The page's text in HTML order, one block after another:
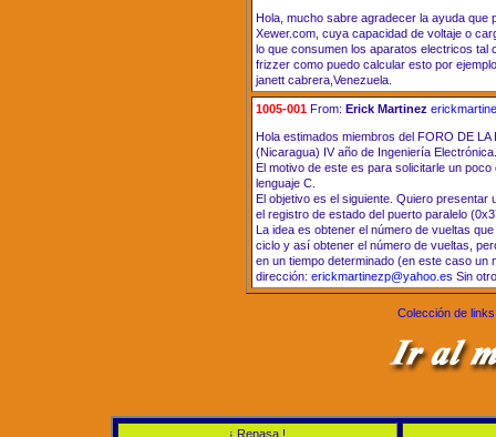
Hola, mucho sabre agradecer la ayuda que
Xewer.com, cuya capacidad de voltaje o
lo que consumen los aparatos electricos tal
frizzer como puedo calcular esto por
janett cabrera,Venezuela.
1005-001 From: Erick Martinez
Hola estimados miembros del FORO DE
(Nicaragua) IV año de Ingeniería Electrónica.
El motivo de este es para solicitarle un
lenguaje C.
El objetivo es el siguiente. Quiero
el registro de estado del puerto paralelo
La idea es obtener el número de vueltas
ciclo y así obtener el número de vueltas,
en un tiempo determinado (en este caso un
dirección: erickmartinezp@yahoo.es Sin
Colección de
¡ Repasa !